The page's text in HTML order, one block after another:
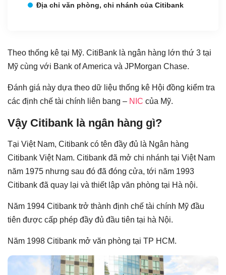
Địa chỉ văn phòng, chi nhánh của Citibank
Theo thống kê tại Mỹ. CitiBank là ngân hàng lớn thứ 3 tại
Mỹ cùng với Bank of America và JPMorgan Chase.
Đánh giá này dựa theo dữ liệu thống kê Hội đồng kiểm tra
các định chế tài chính liên bang – NIC của Mỹ.
Vậy Citibank là ngân hàng gì?
Tại Việt Nam, Citibank có tên đầy đủ là Ngân hàng
Citibank Việt Nam. Citibank đã mở chi nhánh tại Việt Nam
năm 1975 nhưng sau đó đã đóng cửa, tới năm 1993
Citibank đã quay lại và thiết lập văn phòng tại Hà nội.
Năm 1994 Citibank trở thành định chế tài chính Mỹ đầu
tiên được cấp phép đầy đủ đầu tiên tại hà Nội.
Năm 1998 Citibank mở văn phòng tại TP HCM.